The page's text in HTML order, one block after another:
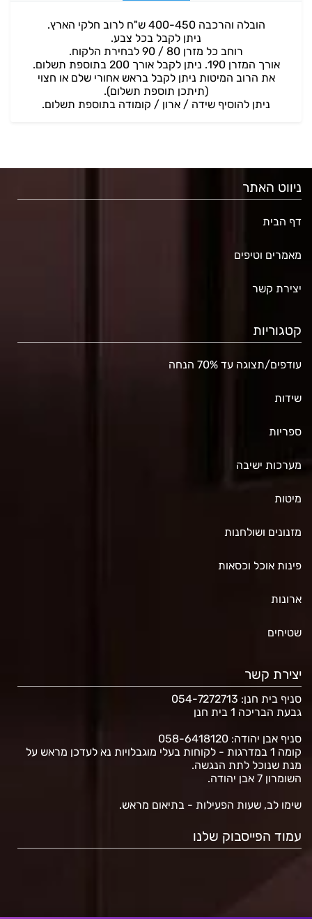
הובלה והרכבה 400-450 ש"ח לרוב חלקי הארץ.
ניתן לקבל בכל צבע.
רוחב כל מזרן 80 / 90 לבחירת הלקוח.
אורך המזרן 190. ניתן לקבל אורך 200 בתוספת תשלום.
את הרוב המיטות ניתן לקבל בראש אחורי שלם או חצוי
(תיתכן תוספת תשלום).
ניתן להוסיף שידה / ארון / קומודה בתוספת תשלום.
ניווט האתר
דף הבית
מאמרים וטיפים
יצירת קשר
קטגוריות
עודפים/תצוגה עד 70% הנחה
שידות
ספריות
מערכות ישיבה
מיטות
מזנונים ושולחנות
פינות אוכל וכסאות
ארונות
שטיחים
יצירת קשר
סניף בית חנן: 054-7272713
גבעת הבריכה 1 בית חנן
סניף אבן יהודה: 058-6418120
קומה 1 במדרגות - לקוחות בעלי מוגבלויות נא לעדכן מראש על
מנת שנוכל לתת הנגשה.
השומרון 7 אבן יהודה.
שימו לב, שעות הפעילות - בתיאום מראש.
עמוד הפייסבוק שלנו